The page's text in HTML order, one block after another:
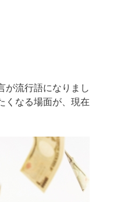
が流行語になりまし
くなる場面が、現在